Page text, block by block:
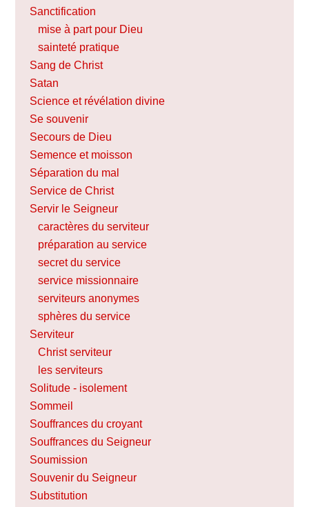
Sanctification
mise à part pour Dieu
sainteté pratique
Sang de Christ
Satan
Science et révélation divine
Se souvenir
Secours de Dieu
Semence et moisson
Séparation du mal
Service de Christ
Servir le Seigneur
caractères du serviteur
préparation au service
secret du service
service missionnaire
serviteurs anonymes
sphères du service
Serviteur
Christ serviteur
les serviteurs
Solitude - isolement
Sommeil
Souffrances du croyant
Souffrances du Seigneur
Soumission
Souvenir du Seigneur
Substitution